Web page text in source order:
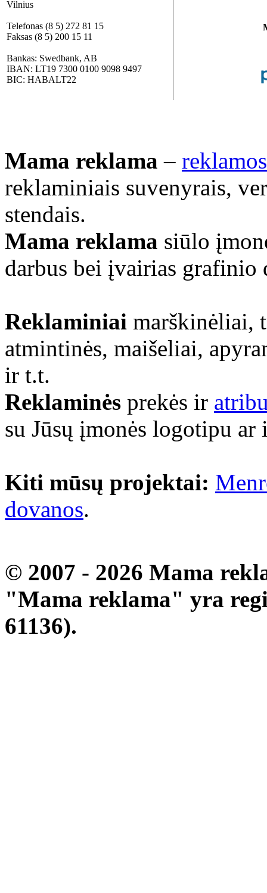
Vilnius
Telefonas (8 5) 272 81 15
Faksas (8 5) 200 15 11
Bankas: Swedbank, AB
IBAN: LT19 7300 0100 9098 9497
BIC: HABALT22
Mama reklama –
reklaminiais suvenyrais,
stendais.
Mama reklama siūlo
darbus bei įvairias grafinio
Reklaminiai marškinėliai,
atmintinės, maišeliai,
ir t.t.
Reklaminės prekės ir
su Jūsų įmonės logotipu
Kiti mūsų projektai:
dovanos.
© 2007 - 2026 Mama
"Mama reklama" yra
61136).